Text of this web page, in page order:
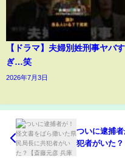
【ドラマ】夫婦別姓刑事ヤバす
ぎ…笑
2026年7月3日
ついに逮捕
犯者がいた